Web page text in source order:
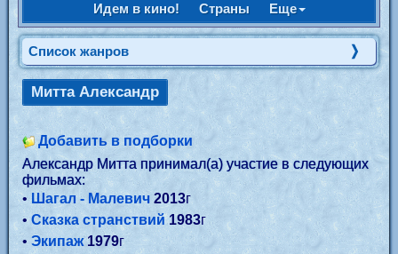
Идем в кино!
Страны Еще
Список жанров
Митта Александр
Добавить в подборки
Александр Митта принимал(а) участие в следующих
фильмах:
• Шагал - Малевич 2013г
• Сказка странствий 1983г
• Экипаж 1979г